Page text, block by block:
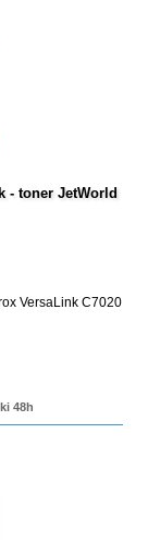
- toner JetWorld
VersaLink C7020
48h